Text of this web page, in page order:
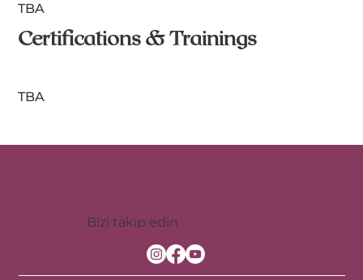
TBA
Certifications & Trainings
TBA
Bizi takip edin